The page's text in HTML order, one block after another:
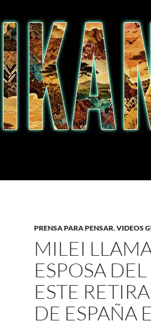
PRENSA PARA PENSAR,VIDEOS
MILEI
ESPOSA
ESTE
DE ESPAÑA